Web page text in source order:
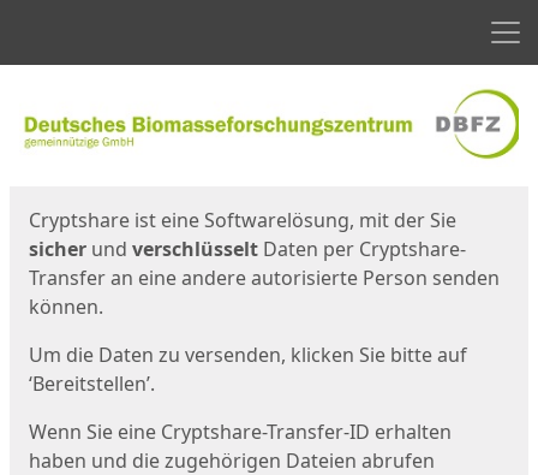
Cryptshare ist eine Softwarelösung, mit der Sie
sicher und verschlüsselt Daten per Cryptshare-
Transfer an eine andere autorisierte Person senden
können.
Um die Daten zu versenden, klicken Sie bitte auf
‘Bereitstellen’.
Wenn Sie eine Cryptshare-Transfer-ID erhalten
haben und die zugehörigen Dateien abrufen